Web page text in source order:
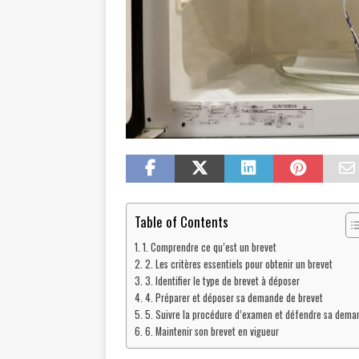
Table of Contents
1. Comprendre ce qu’est un brevet
2. Les critères essentiels pour obtenir un brevet
3. Identifier le type de brevet à déposer
4. Préparer et déposer sa demande de brevet
5. Suivre la procédure d’examen et défendre sa
6. Maintenir son brevet en vigueur